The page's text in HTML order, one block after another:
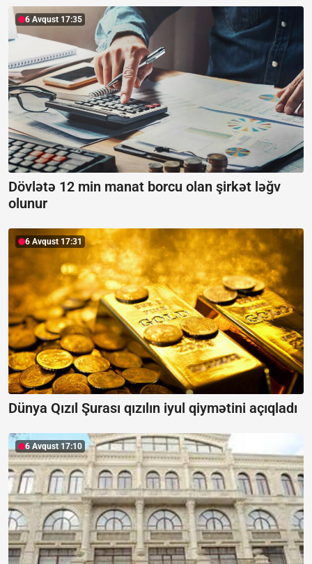
6 Avqust 17:35
Dövlətə 12 min manat borcu olan şirkət ləğv
olunur
6 Avqust 17:31
Dünya Qızıl Şurası qızılın iyul qiymətini açıqladı
6 Avqust 17:10